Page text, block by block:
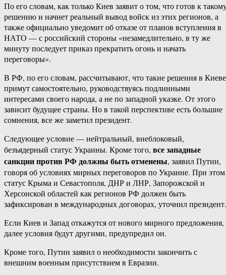
По его словам, как только Киев заявит о том, что готов к
решению и начнет реальный вывод войск из этих регионов, а
также официально уведомит об отказе от планов вступления в
НАТО — с российский стороны «незамедлительно, в ту же
минуту последует приказ прекратить огонь и начать
переговоры».
В РФ, по его словам, рассчитывают, что такие решения в Киеве
примут самостоятельно, руководствуясь подлинными
интересами своего народа, а не по западной указке. От этого
зависит будущее страны. Но в такой перспективе есть большие
сомнения, все же заметил президент.
Следующее условие — нейтральный, внеблоковый,
безъядерный статус Украины. Кроме того, все западные
санкции против РФ должны быть отменены, заявил Путин,
говоря об условиях мирных переговоров по Украине. При этом
статус Крыма и Севастополя, ДНР и ЛНР, Запорожской и
Херсонской областей как регионов РФ должен быть
зафиксирован в международных договорах, уточнил президент.
Если Киев и Запад откажутся от нового мирного предложения,
далее условия будут другими, предупредил он.
Кроме того, Путин заявил о необходимости закончить с
внешним военным присутствием в Евразии.